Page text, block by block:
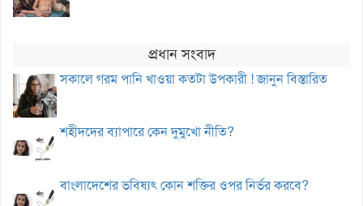
প্রধান সংবাদ
সকালে গরম পানি খাওয়া কতটা উপকারী ! জানুন বিস্তারিত
শহীদদের ব্যাপারে কেন দুমুখো নীতি?
বাংলাদেশের ভবিষ্যৎ কোন শক্তির ওপর নির্ভর করবে?